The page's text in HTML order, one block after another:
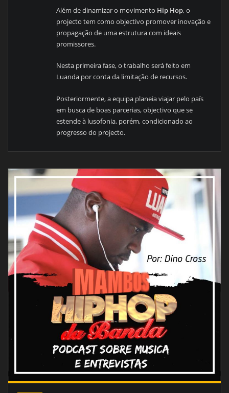
Além de dinamizar o movimento Hip Hop, o
projecto tem como objectivo promover inovação e
propagação de uma estrutura com ideais
promissores.
Nesta primeira fase, o trabalho será feito em
Luanda por conta da limitação de recursos.
Posteriormente, a equipa planeia viajar pelo país
em busca de boas parcerias, objectivo que se
estende à lusofonia, porém, condicionado ao
progresso do projecto.